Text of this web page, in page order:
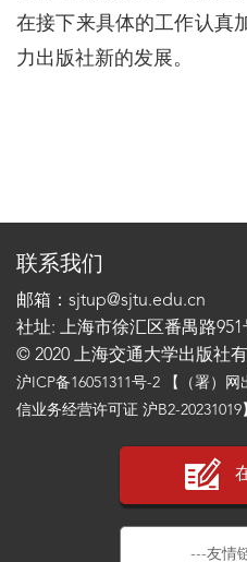
在接下来具体的工作认真
力出版社新的发展。
拟稿/
联系我们
邮箱：sjtup@sjtu.edu.cn
社址: 上海市徐汇区番禺路951
© 2020 上海交通大学出版社
沪ICP备16051311号-2 【（署）网
信业务经营许可证 沪B2-20231019